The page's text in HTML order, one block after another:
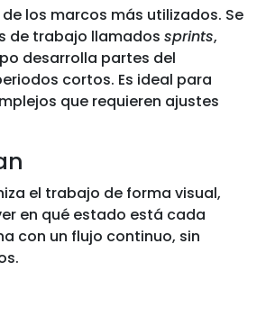
los marcos más utilizados. Se
de trabajo llamadossprints,
desarrolla partes del
cortos. Es ideal para
que requieren ajustes
el trabajo de forma visual,
en qué estado está cada
con un flujo continuo, sin